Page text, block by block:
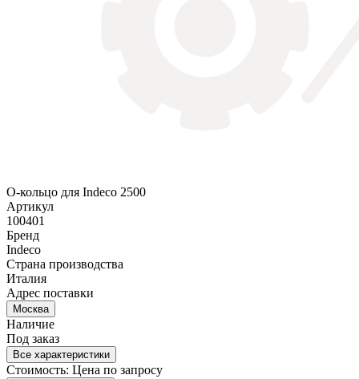
О-кольцо для Indeco 2500
Артикул
100401
Бренд
Indeco
Страна производства
Италия
Адрес поставки
Москва
Наличие
Под заказ
Все характеристики
Стоимость: Цена по запросу